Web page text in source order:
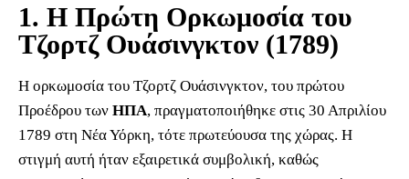
1. Η Πρώτη Ορκωμοσία του
Τζορτζ Ουάσινγκτον (1789)
Η ορκωμοσία του Τζορτζ Ουάσινγκτον, του πρώτου
Προέδρου των ΗΠΑ, πραγματοποιήθηκε στις 30 Απριλίου
1789 στη Νέα Υόρκη, τότε πρωτεύουσα της χώρας. Η
στιγμή αυτή ήταν εξαιρετικά συμβολική, καθώς